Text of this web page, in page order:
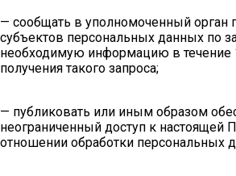
— сообщать в уполномоченный орган
субъектов персональных данных по
необходимую информацию в течение
получения такого запроса;
— публиковать или иным образом
неограниченный доступ к настоящей
отношении обработки персональных